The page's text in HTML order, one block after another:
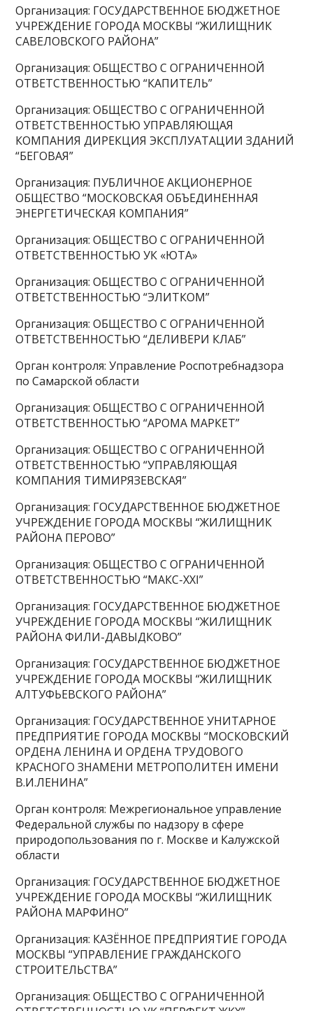
Организация: ГОСУДАРСТВЕННОЕ БЮДЖЕТНОЕ
УЧРЕЖДЕНИЕ ГОРОДА МОСКВЫ “ЖИЛИЩНИК
САВЕЛОВСКОГО РАЙОНА”
Организация: ОБЩЕСТВО С ОГРАНИЧЕННОЙ
ОТВЕТСТВЕННОСТЬЮ “КАПИТЕЛЬ”
Организация: ОБЩЕСТВО С ОГРАНИЧЕННОЙ
ОТВЕТСТВЕННОСТЬЮ УПРАВЛЯЮЩАЯ
КОМПАНИЯ ДИРЕКЦИЯ ЭКСПЛУАТАЦИИ ЗДАНИЙ
“БЕГОВАЯ”
Организация: ПУБЛИЧНОЕ АКЦИОНЕРНОЕ
ОБЩЕСТВО “МОСКОВСКАЯ ОБЪЕДИНЕННАЯ
ЭНЕРГЕТИЧЕСКАЯ КОМПАНИЯ”
Организация: ОБЩЕСТВО С ОГРАНИЧЕННОЙ
ОТВЕТСТВЕННОСТЬЮ УК «ЮТА»
Организация: ОБЩЕСТВО С ОГРАНИЧЕННОЙ
ОТВЕТСТВЕННОСТЬЮ “ЭЛИТКОМ”
Организация: ОБЩЕСТВО С ОГРАНИЧЕННОЙ
ОТВЕТСТВЕННОСТЬЮ “ДЕЛИВЕРИ КЛАБ”
Орган контроля: Управление Роспотребнадзора
по Самарской области
Организация: ОБЩЕСТВО С ОГРАНИЧЕННОЙ
ОТВЕТСТВЕННОСТЬЮ “АРОМА МАРКЕТ”
Организация: ОБЩЕСТВО С ОГРАНИЧЕННОЙ
ОТВЕТСТВЕННОСТЬЮ “УПРАВЛЯЮЩАЯ
КОМПАНИЯ ТИМИРЯЗЕВСКАЯ”
Организация: ГОСУДАРСТВЕННОЕ БЮДЖЕТНОЕ
УЧРЕЖДЕНИЕ ГОРОДА МОСКВЫ “ЖИЛИЩНИК
РАЙОНА ПЕРОВО”
Организация: ОБЩЕСТВО С ОГРАНИЧЕННОЙ
ОТВЕТСТВЕННОСТЬЮ “МАКС-XXI”
Организация: ГОСУДАРСТВЕННОЕ БЮДЖЕТНОЕ
УЧРЕЖДЕНИЕ ГОРОДА МОСКВЫ “ЖИЛИЩНИК
РАЙОНА ФИЛИ-ДАВЫДКОВО”
Организация: ГОСУДАРСТВЕННОЕ БЮДЖЕТНОЕ
УЧРЕЖДЕНИЕ ГОРОДА МОСКВЫ “ЖИЛИЩНИК
АЛТУФЬЕВСКОГО РАЙОНА”
Организация: ГОСУДАРСТВЕННОЕ УНИТАРНОЕ
ПРЕДПРИЯТИЕ ГОРОДА МОСКВЫ “МОСКОВСКИЙ
ОРДЕНА ЛЕНИНА И ОРДЕНА ТРУДОВОГО
КРАСНОГО ЗНАМЕНИ МЕТРОПОЛИТЕН ИМЕНИ
В.И.ЛЕНИНА”
Орган контроля: Межрегиональное управление
Федеральной службы по надзору в сфере
природопользования по г. Москве и Калужской
области
Организация: ГОСУДАРСТВЕННОЕ БЮДЖЕТНОЕ
УЧРЕЖДЕНИЕ ГОРОДА МОСКВЫ “ЖИЛИЩНИК
РАЙОНА МАРФИНО”
Организация: КАЗЁННОЕ ПРЕДПРИЯТИЕ ГОРОДА
МОСКВЫ “УПРАВЛЕНИЕ ГРАЖДАНСКОГО
СТРОИТЕЛЬСТВА”
Организация: ОБЩЕСТВО С ОГРАНИЧЕННОЙ